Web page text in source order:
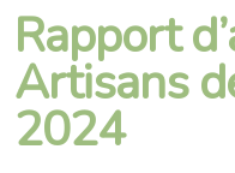
Rapport
Artisans
2024